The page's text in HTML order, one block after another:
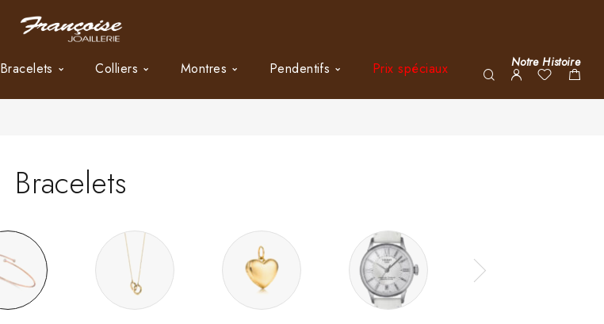
Bracelets Colliers Montres Pendentifs Prix spéciaux Notre Histoire
Bracelets